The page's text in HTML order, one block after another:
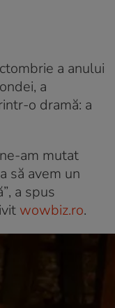
a anului
a
o dramă: a
am mutat
să avem un
, a spus
wowbiz.ro.